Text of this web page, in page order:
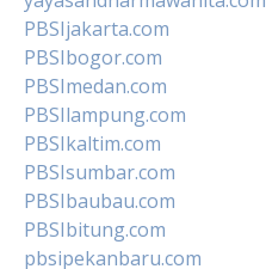
PBSIjakarta.com
PBSIbogor.com
PBSImedan.com
PBSIlampung.com
PBSIkaltim.com
PBSIsumbar.com
PBSIbaubau.com
PBSIbitung.com
pbsipekanbaru.com